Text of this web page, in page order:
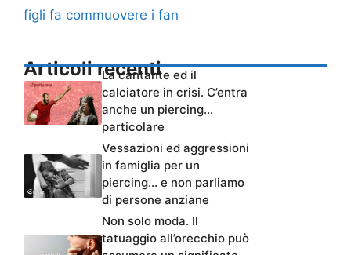
figli fa commuovere i fan
Articoli recenti
La cantante ed il
calciatore in crisi. C’entra
anche un piercing…
particolare
Vessazioni ed aggressioni
in famiglia per un
piercing… e non parliamo
di persone anziane
Non solo moda. Il
tatuaggio all’orecchio può